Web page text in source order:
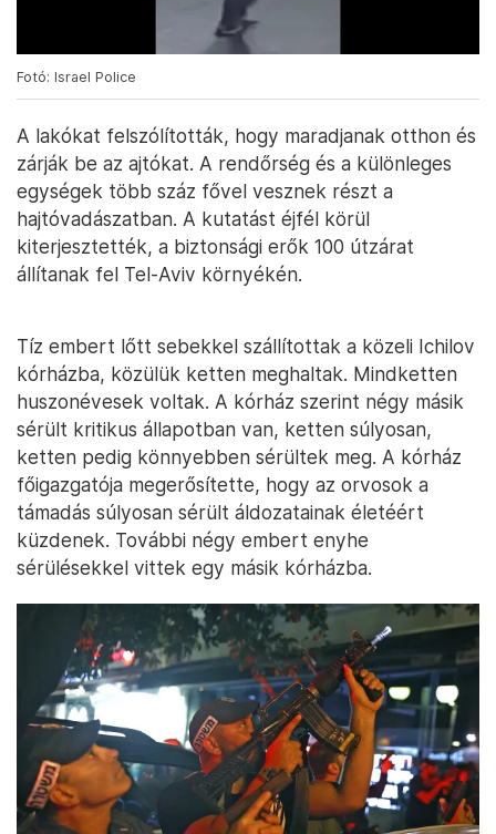
Fotó: Israel Police
A lakókat felszólították, hogy maradjanak otthon és
zárják be az ajtókat. A rendőrség és a különleges
egységek több száz fővel vesznek részt a
hajtóvadászatban. A kutatást éjfél körül
kiterjesztették, a biztonsági erők 100 útzárat
állítanak fel Tel-Aviv környékén.
Tíz embert lőtt sebekkel szállítottak a közeli Ichilov
kórházba, közülük ketten meghaltak. Mindketten
huszonévesek voltak. A kórház szerint négy másik
sérült kritikus állapotban van, ketten súlyosan,
ketten pedig könnyebben sérültek meg. A kórház
főigazgatója megerősítette, hogy az orvosok a
támadás súlyosan sérült áldozatainak életéért
küzdenek. További négy embert enyhe
sérülésekkel vittek egy másik kórházba.